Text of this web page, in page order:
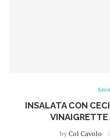
INSALATA CON
VINAIGRETTE
byCol Cavolo